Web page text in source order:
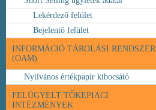
Lekérdező felület
Bejelentő felület
INFORMÁCIÓ TÁROLÁSI RENDSZER
(OAM)
Nyilvános értékpapír kibocsátó
FELÜGYELT TŐKEPIACI
INTÉZMÉNYEK